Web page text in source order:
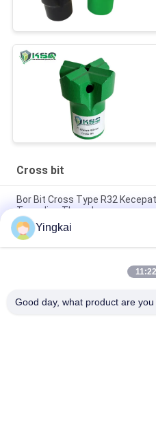
Cross bit
Bor Bit Cross Type R32
Tunneling Thread
Alat Pengeboran Batu 1.5 Inch
Cross Bits
7 Derajat 30mm 40mm Untuk
Yingkai
Good day, what product are